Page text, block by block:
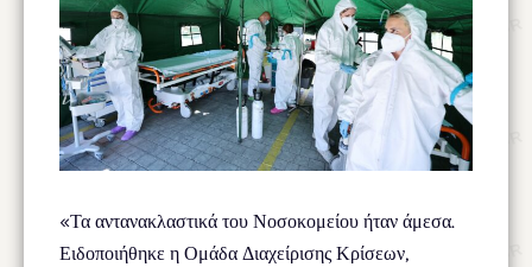
«Τα αντανακλαστικά του Νοσοκομείου ήταν άμεσα.
Ειδοποιήθηκε η Ομάδα Διαχείρισης Κρίσεων,